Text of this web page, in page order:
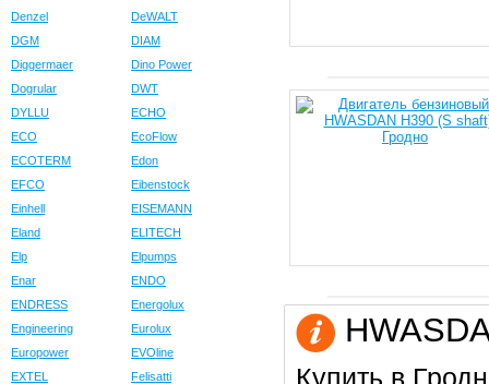
Denzel
DeWALT
DGM
DIAM
Diggermaer
Dino Power
Dogrular
DWT
DYLLU
ECHO
ECO
EcoFlow
ECOTERM
Edon
EFCO
Eibenstock
Einhell
EISEMANN
Eland
ELITECH
Elp
Elpumps
Enar
ENDO
ENDRESS
Energolux
Engineering
Eurolux
Europower
EVOline
EXTEL
Felisatti
Купить в